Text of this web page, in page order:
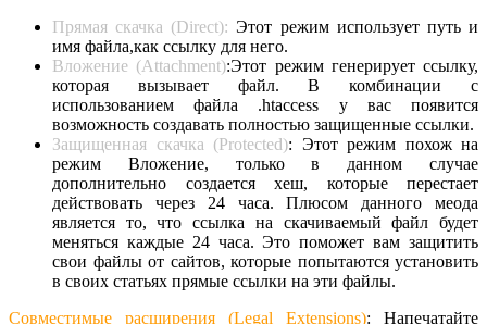
Прямая скачка (Direct): Этот режим использует путь и
имя файла,как ссылку для него.
Вложение (Attachment):Этот режим генерирует ссылку,
которая вызывает файл. В комбинации с
использованием файла .htaccess у вас появится
возможность создавать полностью защищенные ссылки.
Защищенная скачка (Protected): Этот режим похож на
режим Вложение, только в данном случае
дополнительно создается хеш, которые перестает
действовать через 24 часа. Плюсом данного меода
является то, что ссылка на скачиваемый файл будет
меняться каждые 24 часа. Это поможет вам защитить
свои файлы от сайтов, которые попытаются установить
в своих статьях прямые ссылки на эти файлы.
Совместимые расширения (Legal Extensions): Напечатайте